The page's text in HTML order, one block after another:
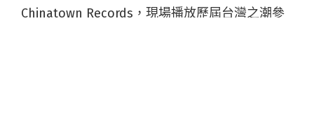
Chinatown Records，現場播放歷屆台灣之潮參